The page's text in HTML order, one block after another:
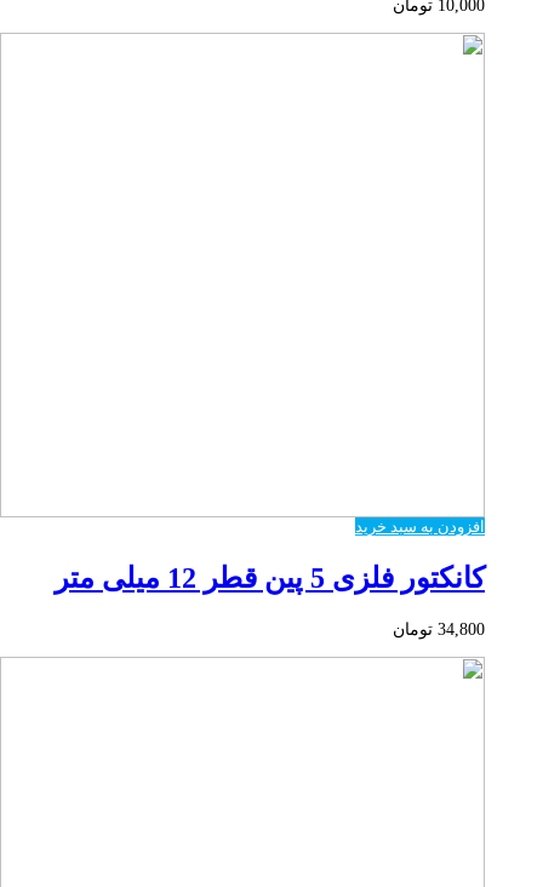
10,000 تومان
افزودن به سبد خرید
کانکتور فلزی 5 پین قطر 12 میلی متر
34,800 تومان